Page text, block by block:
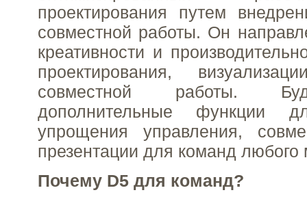
проектирования путем
совместной работы. Он
креативности и
проектирования,
совместной работы.
дополнительные функции
упрощения управления,
презентации для команд любого
Почему D5 для команд?